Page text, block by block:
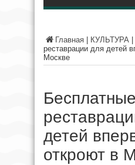
Главная КУЛЬТУРА
реставрации для детей
Москве
детей
откроют в